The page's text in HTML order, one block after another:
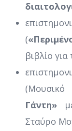
(
βιβλίο
Γάντη»
Σταύρο